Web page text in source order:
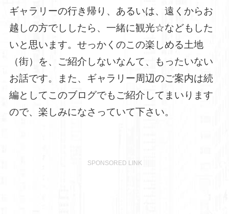
ギャラリーの行き帰り、あるいは、遠くからお
越しの方でししたら、一緒に観光☆などもした
いと思います。せっかくのこの楽しめる土地
（街）を、ご紹介しないなんて、もったいない
お話です。また、ギャラリー周辺のご案内は続
編としてこのブログでもご紹介してまいります
ので、楽しみになさっていて下さい。
SPONSORED LINK